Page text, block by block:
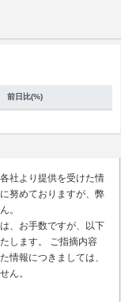
前日比(%)
社より提供を受けた情
努めておりますが、弊
。
、お手数ですが、以下
します。 ご指摘内容
情報につきましては、
ん。